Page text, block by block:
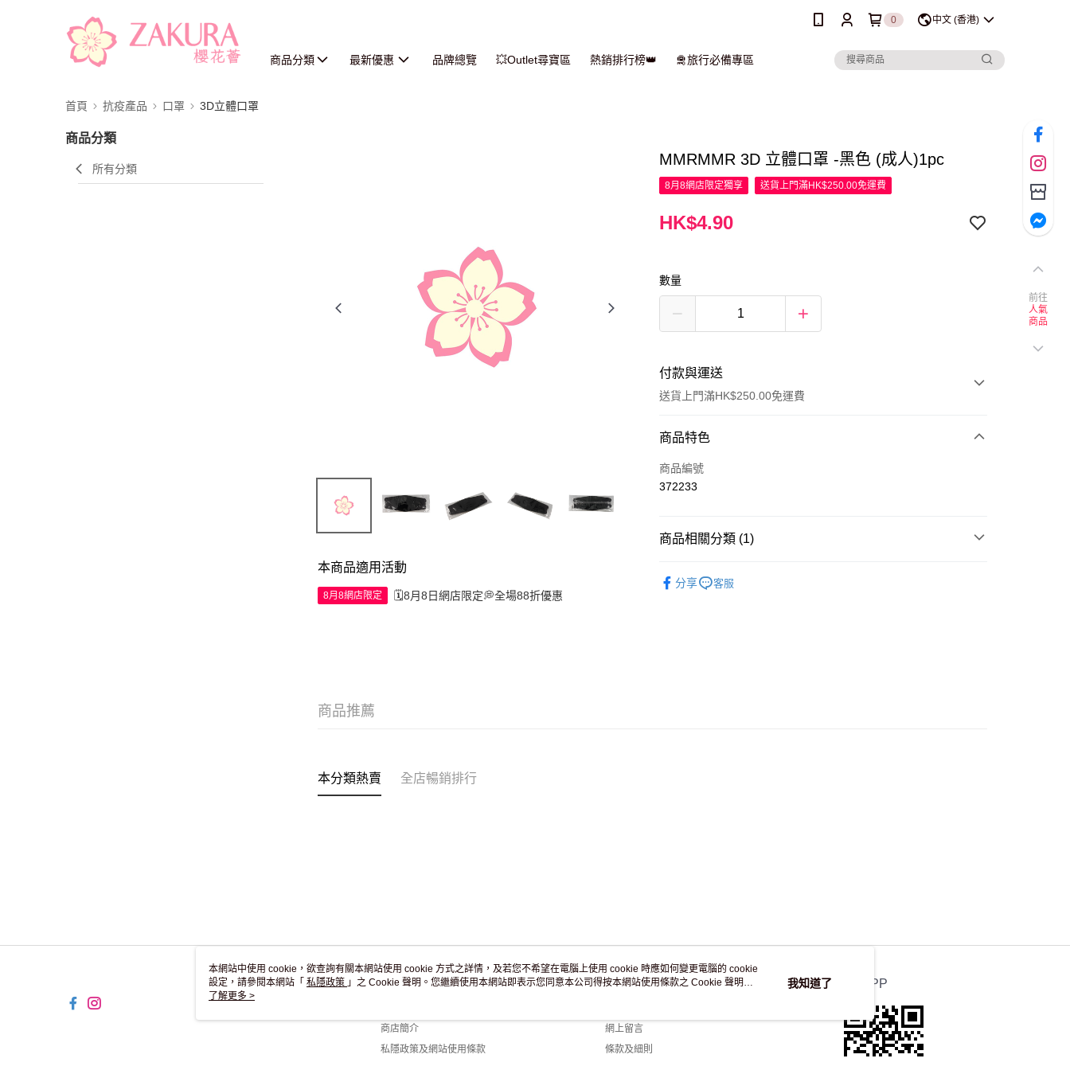
0 中文 (香港)
商品分類 最新優惠 品牌總覽 💥Outlet尋寶區 熱銷排行榜👑 🛅旅行必備專區
首頁 抗疫產品 口罩 3D立體口罩
商品分類
所有分類
本商品適用活動
8月8網店限定 🗓️8月8日網店限定💭全場88折優惠
MMRMMR 3D 立體口罩 -黑色 (成人)1pc
8月8網店限定獨享 送貨上門滿HK$250.00免運費
HK$4.90
數量
付款與運送
送貨上門滿HK$250.00免運費
付款方式
信用卡
商品特色
商品編號
372233
商品相關分類 (1)
分享
客服
商品推薦
本分類熱賣 全店暢銷排行
關於我們
商店簡介
私隱政策及網站使用條款
客戶服務
網上留言
條款及細則
官方APP
前往
人氣
商品
本網站中使用 cookie，欲查詢有關本網站使用 cookie 方式之詳情，及若您不希望在電腦上使用 cookie 時應如何變更電腦的 cookie
設定，請參閱本網站「 私隱政策 」之 Cookie 聲明。您繼續使用本網站即表示您同意本公司得按本網站使用條款之 Cookie 聲明使
用 cookie。
了解更多 >
我知道了